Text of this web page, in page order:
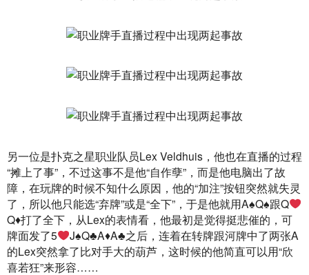
另一位是扑克之星职业队员Lex Veldhuis，他也在直播的过程
“摊上了事”，不过这事不是他“自作孽”，而是他电脑出了故
障，在玩牌的时候不知什么原因，他的“加注”按钮突然就失灵
了，所以他只能选“弃牌”或是“全下”，于是他就用A♠Q♠跟Q
Q♦打了全下，从Lex的表情看，他最初是觉得挺悲催的，可
牌面发了5
J♠Q♣A♦A♣之后，连着在转牌跟河牌中了两张A
的Lex突然拿了比对手大的葫芦，这时候的他简直可以用“欣
喜若狂”来形容……